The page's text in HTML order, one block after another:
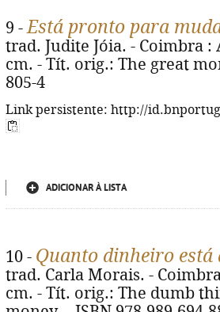
9 -Está pronto para
trad. Judite Jóia. - Coimbra :
cm. - Tít. orig.: The great
805-4
Link persistente: http://
ADICIONAR À LISTA
10 - Quanto dinheiro está
trad. Carla Morais. -
cm. - Tít. orig.: The dumb